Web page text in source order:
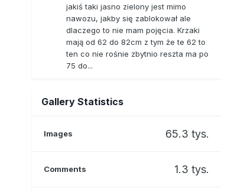
jakiś taki jasno zielony jest mimo
nawozu, jakby się zablokował ale
dlaczego to nie mam pojęcia. Krzaki
mają od 62 do 82cm z tym że te 62 to
ten co nie rośnie zbytnio reszta ma po
75 do...
Gallery Statistics
Images 65.3 tys.
Comments 1.3 tys.